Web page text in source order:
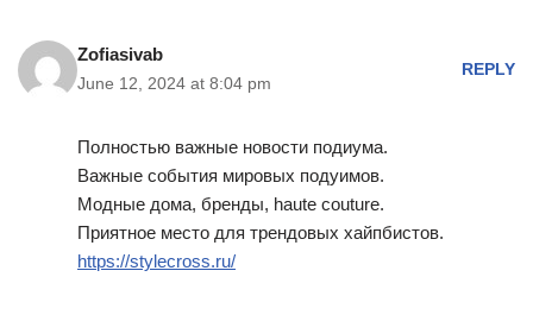
Zofiasivab
June 12, 2024 at 8:04 pm
REPLY
Полностью важные новости подиума.
Важные события мировых подуимов.
Модные дома, бренды, haute couture.
Приятное место для трендовых хайпбистов.
https://stylecross.ru/